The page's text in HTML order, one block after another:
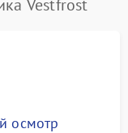
Подробнее →
Vestfrost
осмотр